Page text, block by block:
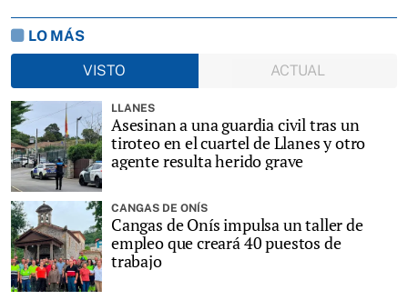
LO MÁS
VISTO
ACTUAL
LLANES
Asesinan a una guardia civil tras un
tiroteo en el cuartel de Llanes y otro
agente resulta herido grave
CANGAS DE ONÍS
Cangas de Onís impulsa un taller de
empleo que creará 40 puestos de
trabajo